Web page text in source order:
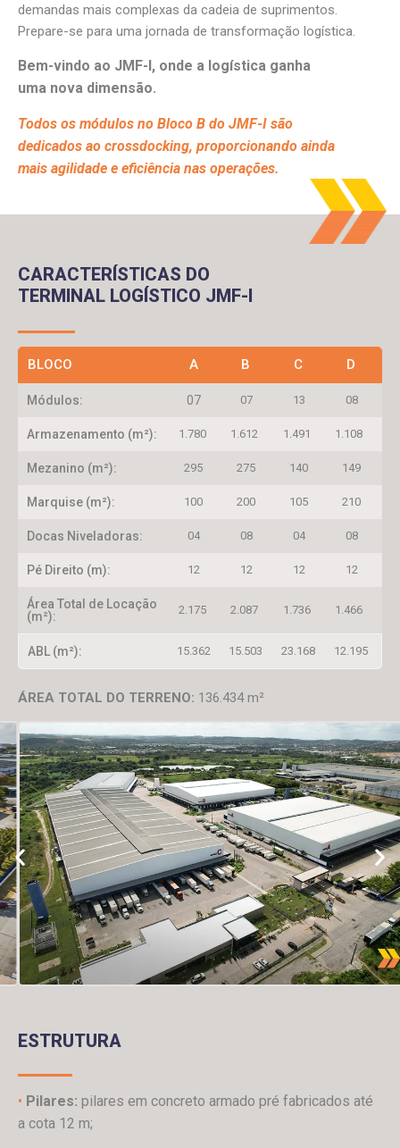
demandas mais complexas da cadeia de suprimentos.
Prepare-se para uma jornada de transformação logística.
Bem-vindo ao JMF-I, onde a logística ganha
uma nova dimensão.
Todos os módulos no Bloco B do JMF-I são
dedicados ao crossdocking, proporcionando ainda
mais agilidade e eficiência nas operações.
CARACTERÍSTICAS DO
TERMINAL LOGÍSTICO JMF-I
BLOCO A B C D
Módulos: 07 07 13 08
Armazenamento (m²): 1.780 1.612 1.491 1.108
Mezanino (m²): 295 275 140 149
Marquise (m²): 100 200 105 210
Docas Niveladoras: 04 08 04 08
Pé Direito (m): 12 12 12 12
Área Total de Locação
(m²):
2.175 2.087 1.736 1.466
ABL (m²): 15.362 15.503 23.168 12.195
ÁREA TOTAL DO TERRENO: 136.434 m²
ESTRUTURA
• Pilares: pilares em concreto armado pré fabricados até
a cota 12 m;